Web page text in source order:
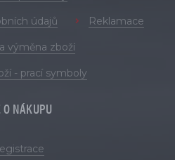
údajů Reklamace
výměna zboží
- prací symboly
O NÁKUPU